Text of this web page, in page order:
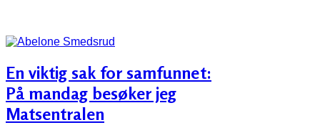
En viktig sak for samfunnet:
På mandag besøker jeg
Matsentralen